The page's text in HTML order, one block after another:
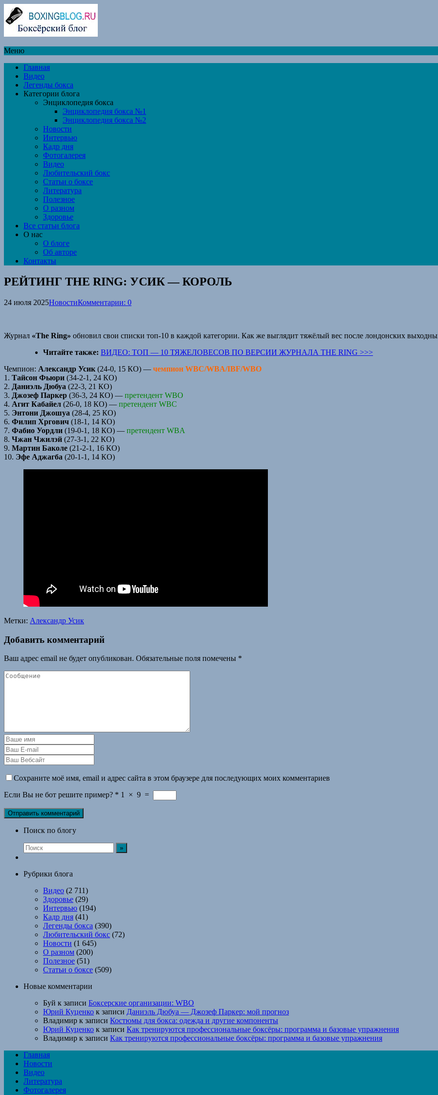
Меню
Главная
Видео
Легенды бокса
Категории блога
Энциклопедия бокса
Энциклопедия бокса №1
Энциклопедия бокса №2
Новости
Интервью
Кадр дня
Фотогалерея
Видео
Любительский бокс
Статьи о боксе
Литература
Полезное
О разном
Здоровье
Все статьи блога
О нас
О блоге
Об авторе
Контакты
РЕЙТИНГ THE RING: УСИК — КОРОЛЬ
24 июля 2025НовостиКомментарии: 0
Журнал «The Ring» обновил свои списки топ-10 в каждой категории. Как же выглядит тяжёлый вес после лондонских
Читайте также: ВИДЕО: ТОП — 10 ТЯЖЕЛОВЕСОВ ПО ВЕРСИИ ЖУРНАЛА THE RING >>>
Чемпион: Александр Усик (24-0, 15 КО) — чемпион WBC/WBA/IBF/WBO
1. Тайсон Фьюри (34-2-1, 24 КО)
2. Даниэль Дюбуа (22-3, 21 КО)
3. Джозеф Паркер (36-3, 24 КО) — претендент WBO
4. Агит Кабайел (26-0, 18 КО) — претендент WBC
5. Энтони Джошуа (28-4, 25 КО)
6. Филип Хргович (18-1, 14 КО)
7. Фабио Уордли (19-0-1, 18 КО) — претендент WBA
8. Чжан Чжилэй (27-3-1, 22 КО)
9. Мартин Баколе (21-2-1, 16 КО)
10. Эфе Аджагба (20-1-1, 14 КО)
Метки: Александр Усик
Добавить комментарий
Ваш адрес email не будет опубликован. Обязательные поля помечены *
Сохраните моё имя, email и адрес сайта в этом браузере для последующих моих комментариев
Если Вы не бот решите пример? * 1 × 9 =
Поиск по блогу
Рубрики блога
Видео (2 711)
Здоровье (29)
Интервью (194)
Кадр дня (41)
Легенды бокса (390)
Любительский бокс (72)
Новости (1 645)
О разном (200)
Полезное (51)
Статьи о боксе (509)
Новые комментарии
Буй к записи Боксерские организации: WBO
Юрий Куценко к записи Даниэль Дюбуа — Джозеф Паркер: мой прогноз
Владимир к записи Костюмы для бокса: одежда и другие компоненты
Юрий Куценко к записи Как тренируются профессиональные боксёры: программа и базовые упражнения
Владимир к записи Как тренируются профессиональные боксёры: программа и базовые упражнения
Главная
Новости
Видео
Литература
Фотогалерея